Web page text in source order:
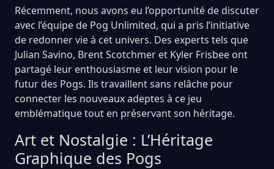
Récemment, nous avons eu l’opportunité de discuter
avec l’équipe de Pog Unlimited, qui a pris l’initiative
de redonner vie à cet univers. Des experts tels que
Julian Savino, Brent Scotchmer et Kyler Frisbee ont
partagé leur enthousiasme et leur vision pour le
futur des Pogs. Ils travaillent sans relâche pour
connecter les nouveaux adeptes à ce jeu
emblématique tout en préservant son héritage.
Art et Nostalgie : L’Héritage
Graphique des Pogs